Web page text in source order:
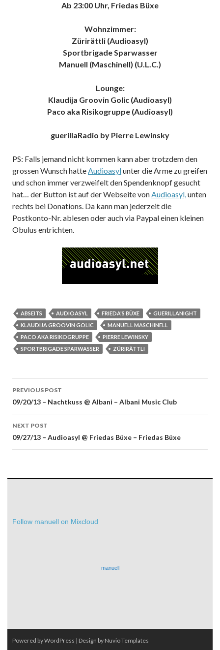
Ab 23:00 Uhr, Friedas Büxe
Wohnzimmer:
Zürirättli (Audioasyl)
Sportbrigade Sparwasser
Manuell (Maschinell) (U.L.C.)
Lounge:
Klaudija Groovin Golic (Audioasyl)
Paco aka Risikogruppe (Audioasyl)
guerillaRadio by Pierre Lewinsky
PS: Falls jemand nicht kommen kann aber trotzdem den
grossen Wunsch hatteAudioasylunter die Arme zu greifen
und schon immer verzweifelt den Spendenknopf gesucht
hat… der Button ist auf der Webseite vonAudioasyl,unten
rechts bei Donations. Da kann man jederzeit die
Postkonto-Nr. ablesen oder auch via Paypal einen kleinen
Obulus entrichten.
ABSEITS AUDIOASYL FRIEDA'S BÜXE
GUERILLANIGHT
KLAUDIJA GROOVIN GOLIC
MANUELL MASCHINELL
PACO AKA RISIKOGRUPPE
PIERRE LEWINSKY
SPORTBRIGADE SPARWASSER
ZÜRIRÄTTLI
Post
navigation
PREVIOUS POST
09/20/13 – Nachtkuss @ Albani – Albani Music Club
NEXT POST
09/27/13 – Audioasyl @ Friedas Büxe – Friedas Büxe
Follow manuell on Mixcloud
manuell
Powered by WordPress | Design by Nuvio Templates